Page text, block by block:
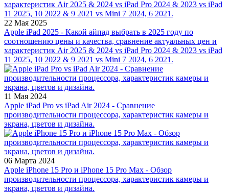
22 Мая 2025
Apple iPad 2025 - Какой айпад выбрать в 2025 году по
соотношению цены и качества, сравнение актуальных цен и
характеристик Air 2025 & 2024 vs iPad Pro 2024 & 2023 vs iPad
11 2025, 10 2022 & 9 2021 vs Mini 7 2024, 6 2021.
11 Мая 2024
Apple iPad Pro vs iPad Air 2024 - Сравнение
производительности процессора, характеристик камеры и
экрана, цветов и дизайна.
06 Марта 2024
Apple iPhone 15 Pro и iPhone 15 Pro Max - Обзор
производительности процессора, характеристик камеры и
экрана, цветов и дизайна.